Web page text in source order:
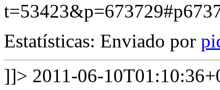
Estatísticas: Enviado por
]]> 2011-06-